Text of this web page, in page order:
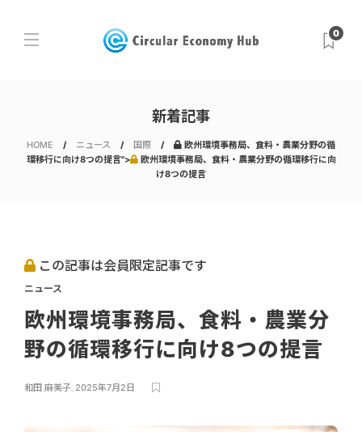
0
新着記事
HOME ニュース 国際
欧州環境事務局、食料・農業分野の循
環移行に向け8つの提言">
欧州環境事務局、食料・農業分野の循環移行に向
け8つの提言
この記事は会員限定記事です
ニュース
欧州環境事務局、食料・農業分
野の循環移行に向け8つの提言
和田 麻美子, 2025年7月2日